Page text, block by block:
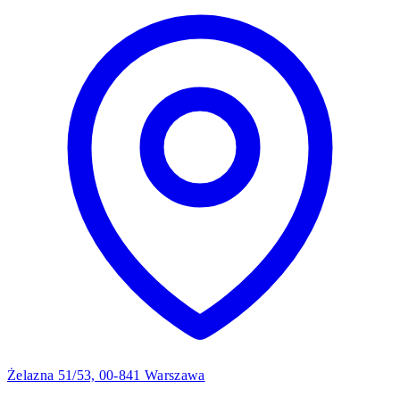
Żelazna 51/53, 00-841 Warszawa